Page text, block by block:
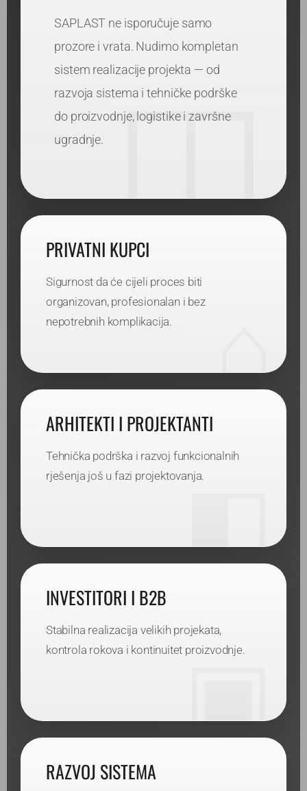
SAPLAST ne isporučuje samo
prozore i vrata. Nudimo kompletan
sistem realizacije projekta — od
razvoja sistema i tehničke podrške
do proizvodnje, logistike i završne
ugradnje.
PRIVATNI KUPCI
Sigurnost da će cijeli proces biti
organizovan, profesionalan i bez
nepotrebnih komplikacija.
ARHITEKTI I PROJEKTANTI
Tehnička podrška i razvoj funkcionalnih
rješenja još u fazi projektovanja.
INVESTITORI I B2B
Stabilna realizacija velikih projekata,
kontrola rokova i kontinuitet proizvodnje.
RAZVOJ SISTEMA